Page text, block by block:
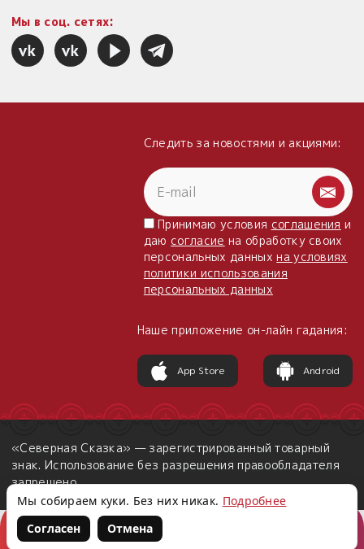
Корзина Войти
Мы в соц. сетях:
Следить за новостями и акциями:
Принимаю условия соглашения и
даю согласие на обработку своих
персональных данныхна условиях
политики использования
персональных данных
Наше приложение он-лайн гадания:
App Store Android
«Северная Сказка» — зарегистрированный товарный
знак. Использование без разрешения правообладателя
запрещено.
Мы собираем куки. Без них никак. Подробнее
Согласен
Отмена